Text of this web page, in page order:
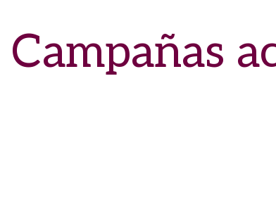
Campañas